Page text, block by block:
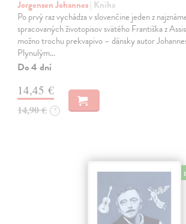
Jorgensen Johannes| Kniha
Po prvý raz vychádza v slovenčine jeden z
spracovaných životopisov svätého Františka z
možno trochu prekvapivo – dánsky autor
Plynulým…
Do 4 dní
14,45 €
14,90 € ?